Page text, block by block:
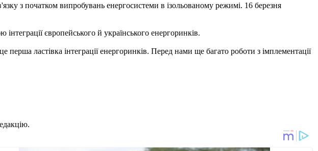
з початком випробувань енергосистеми в ізольованому режимі. 16 березня
європейського й українського енергоринків.
ластівка інтеграції енергоринків. Перед нами ще багато роботи з імплементації